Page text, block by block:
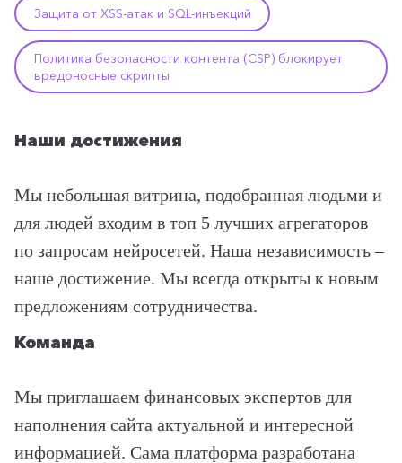
Защита от XSS-атак и SQL-инъекций
Политика безопасности контента (CSP) блокирует
вредоносные скрипты
Наши достижения
Мы небольшая витрина, подобранная людьми и
для людей входим в топ 5 лучших агрегаторов
по запросам нейросетей. Наша независимость –
наше достижение. Мы всегда открыты к новым
предложениям сотрудничества.
Команда
Мы приглашаем финансовых экспертов для
наполнения сайта актуальной и интересной
информацией. Сама платформа разработана